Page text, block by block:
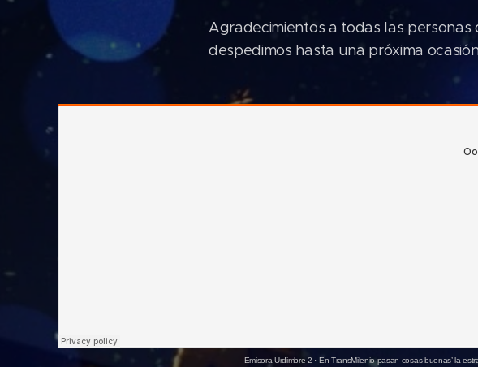
Agradecimientos a todas las
despedimos hasta una próxima
Emisora Urdimbre 2 · En TransMilenio pasan cosas buenas’ la